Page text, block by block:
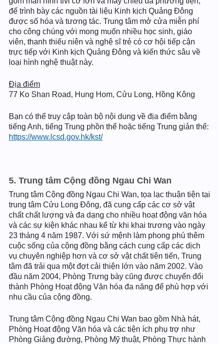
để trình bày các nguồn tài liệu Kinh kịch Quảng Đông
được số hóa và tương tác. Trung tâm mở cửa miễn phí
cho công chúng với mong muốn nhiều học sinh, giáo
viên, thanh thiếu niên và nghệ sĩ trẻ có cơ hội tiếp cận
trực tiếp với Kinh kịch Quảng Đông và kiến thức sâu về
loại hình nghệ thuật này.
Địa điểm
77 Ko Shan Road, Hung Hom, Cửu Long, Hồng Kông
Bạn có thể truy cập toàn bộ nội dung về địa điểm bằng
tiếng Anh, tiếng Trung phồn thể hoặc tiếng Trung giản thể:
https://www.lcsd.gov.hk/kst/
5. Trung tâm Cộng đồng Ngau Chi Wan
Trung tâm Cộng đồng Ngau Chi Wan, tọa lạc thuận tiện tại
trung tâm Cửu Long Đông, đã cung cấp các cơ sở vật
chất chất lượng và đa dạng cho nhiều hoạt động văn hóa
và các sự kiện khác nhau kể từ khi khai trương vào ngày
23 tháng 4 năm 1987. Với sứ mệnh làm phong phú thêm
cuộc sống của cộng đồng bằng cách cung cấp các dịch
vụ chuyên nghiệp hơn và cơ sở vật chất tiên tiến, Trung
tâm đã trải qua một đợt cải thiện lớn vào năm 2002. Vào
đầu năm 2004, Phòng Trưng bày cũng được chuyển đổi
thành Phòng Hoạt động Văn hóa đa năng để phù hợp với
nhu cầu của cộng đồng.
Trung tâm Cộng đồng Ngau Chi Wan bao gồm Nhà hát,
Phòng Hoạt động Văn hóa và các tiện ích phụ trợ như
Phòng Giảng đường, Phòng Mỹ thuật, Phòng Thực hành